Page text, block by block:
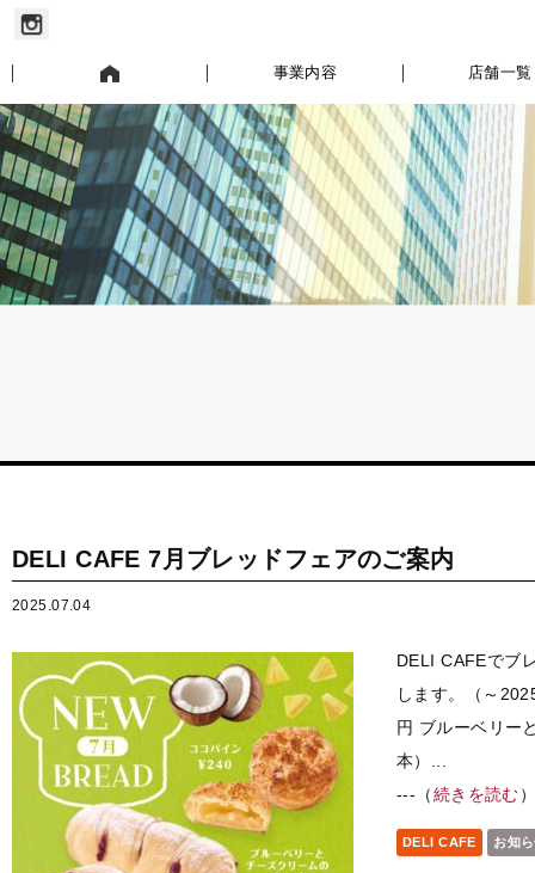
事業内容 店舗一覧
DELI CAFE 7月ブレッドフェアのご案内
2025.07.04
DELI CAFEでブ
します。（～
円 ブルーベリー
本）...
---（続きを読む
DELI CAFE お知